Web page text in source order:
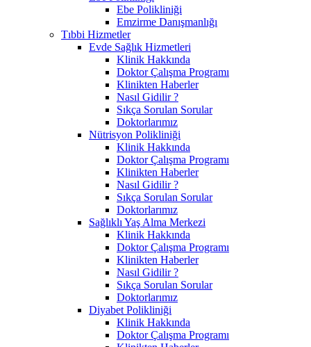
Ebe Polikliniği
Emzirme Danışmanlığı
Tıbbi Hizmetler
Evde Sağlık Hizmetleri
Klinik Hakkında
Doktor Çalışma Programı
Klinikten Haberler
Nasıl Gidilir ?
Sıkça Sorulan Sorular
Doktorlarımız
Nütrisyon Polikliniği
Klinik Hakkında
Doktor Çalışma Programı
Klinikten Haberler
Nasıl Gidilir ?
Sıkça Sorulan Sorular
Doktorlarımız
Sağlıklı Yaş Alma Merkezi
Klinik Hakkında
Doktor Çalışma Programı
Klinikten Haberler
Nasıl Gidilir ?
Sıkça Sorulan Sorular
Doktorlarımız
Diyabet Polikliniği
Klinik Hakkında
Doktor Çalışma Programı